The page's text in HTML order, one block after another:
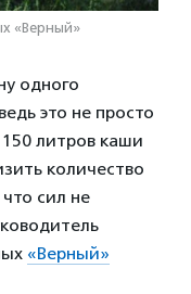
«Верный»
одного
это не просто
литров каши
количество
сил не
«Верный»